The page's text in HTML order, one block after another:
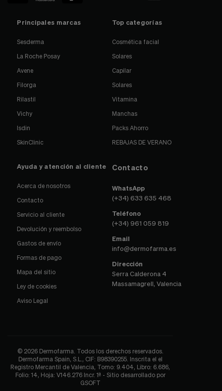
Principales marcas
Sesderma
La Roche Posay
Avene
Filorga
Rilastil
Vichy
Isdin
SkinClinic
Top categorías
Cosmética facial
Solares
Capilar
Solares
Vitamina
Manchas
Packs Ahorro
REBAJAS DE VERANO
Ayuda y atención al cliente
Acerca de nosotros
Contacto
Servicio al cliente
Devolución y reembolso
Gastos de envío
Formas de pago
Mapa del sitio
Ley de cookies
Aviso Legal
Contacto
WhatsApp
(+34) 633 635 468
Teléfono
(+34) 961 059 819
Email
info@dermofarma.es
Dirección
Serra Calderona 4
Massamagrell, Valencia
© 2026 Dermofarma. Todos los derechos reservados.
Dermofarma Spain, S.L., CIF: B98390255. Inscrita el el
Registro Mercantil de Valencia, Tomo: 9.404, Libro: 6.686,
Folio: 14, Hoja: V146.276 Incr. 1ª - Sitio desarrollado por
GSOFT